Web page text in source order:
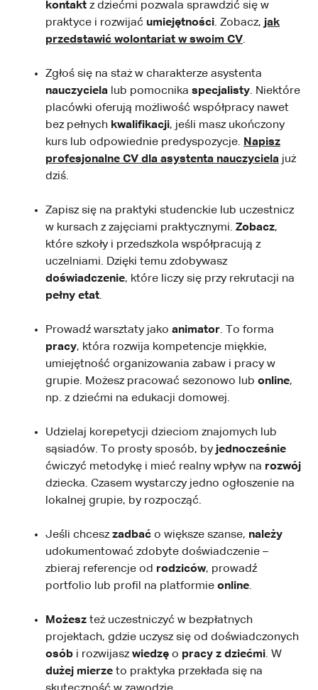
kontakt z dziećmi pozwala sprawdzić się w
praktyce i rozwijać umiejętności. Zobacz, jak
przedstawić wolontariat w swoim CV.
Zgłoś się na staż w charakterze asystenta
nauczyciela lub pomocnika specjalisty. Niektóre
placówki oferują możliwość współpracy nawet
bez pełnych kwalifikacji, jeśli masz ukończony
kurs lub odpowiednie predyspozycje. Napisz
profesjonalne CV dla asystenta nauczyciela już
dziś.
Zapisz się na praktyki studenckie lub uczestnicz
w kursach z zajęciami praktycznymi. Zobacz,
które szkoły i przedszkola współpracują z
uczelniami. Dzięki temu zdobywasz
doświadczenie, które liczy się przy rekrutacji na
pełny etat.
Prowadź warsztaty jako animator. To forma
pracy, która rozwija kompetencje miękkie,
umiejętność organizowania zabaw i pracy w
grupie. Możesz pracować sezonowo lub online,
np. z dziećmi na edukacji domowej.
Udzielaj korepetycji dzieciom znajomych lub
sąsiadów. To prosty sposób, by jednocześnie
ćwiczyć metodykę i mieć realny wpływ na rozwój
dziecka. Czasem wystarczy jedno ogłoszenie na
lokalnej grupie, by rozpocząć.
Jeśli chceszzadbać o większe szanse, należy
udokumentować zdobyte doświadczenie –
zbieraj referencje od rodziców, prowadź
portfolio lub profil na platformie online.
Możesz też uczestniczyć w bezpłatnych
projektach, gdzie uczysz się od doświadczonych
osób i rozwijaszwiedzę o pracy z dziećmi. W
dużej mierze to praktyka przekłada się na